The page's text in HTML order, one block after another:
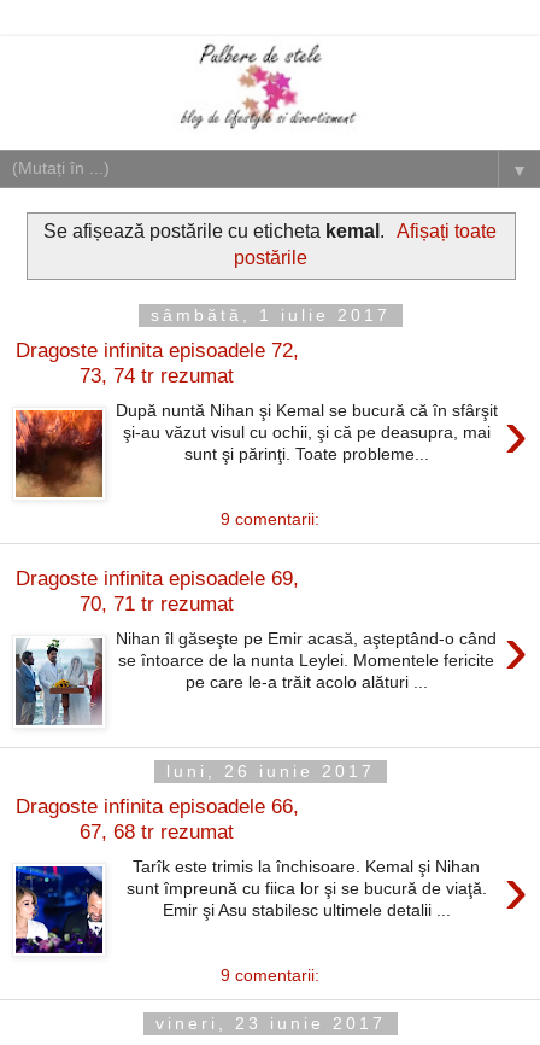
▼
Se afișează postările cu eticheta kemal .
Afișați toate
postările
sâmbătă, 1 iulie 2017
Dragoste infinita episoadele 72,
73, 74 tr rezumat
›
După nuntă Nihan şi Kemal se bucură că în sfârşit
şi-au văzut visul cu ochii, şi că pe deasupra, mai
sunt şi părinţi. Toate probleme...
9 comentarii:
Dragoste infinita episoadele 69,
70, 71 tr rezumat
›
Nihan îl găseşte pe Emir acasă, aşteptând-o când
se întoarce de la nunta Leylei. Momentele fericite
pe care le-a trăit acolo alături ...
luni, 26 iunie 2017
Dragoste infinita episoadele 66,
67, 68 tr rezumat
›
Tarîk este trimis la închisoare. Kemal şi Nihan
sunt împreună cu fiica lor şi se bucură de viaţă.
Emir şi Asu stabilesc ultimele detalii ...
9 comentarii:
vineri, 23 iunie 2017